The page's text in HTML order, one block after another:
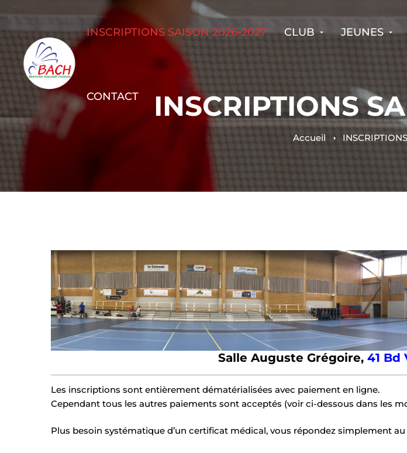
INSCRIPTIONS SAISON 2026-2027 CLUB JEUNES
CONTACT INSCRIPTIONS
Accueil
Salle Auguste Grégoire, 41 Bd
Les inscriptions sont entièrement dématérialisées avec paiement en ligne.
Cependant tous les autres paiements sont acceptés (voir ci-dessous dans les
Plus besoin systématique d’un certificat médical, vous répondez simplement